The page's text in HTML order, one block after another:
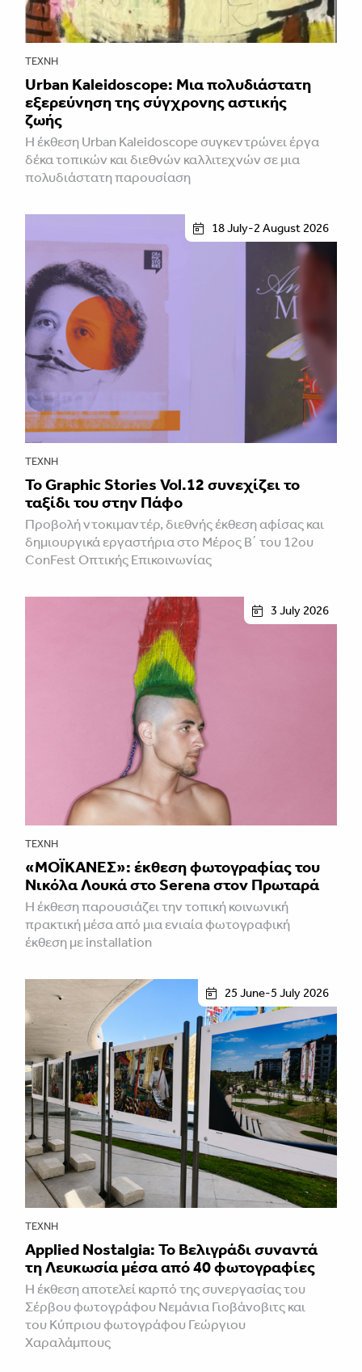
ΤΈΧΝΗ
Urban Kaleidoscope: Μια πολυδιάστατη
εξερεύνηση της σύγχρονης αστικής
ζωής
Η έκθεση Urban Kaleidoscope συγκεντρώνει έργα
δέκα τοπικών και διεθνών καλλιτεχνών σε μια
πολυδιάστατη παρουσίαση
18 July-2 August 2026
ΤΈΧΝΗ
Το Graphic Stories Vol.12 συνεχίζει το
ταξίδι του στην Πάφο
Προβολή ντοκιμαντέρ, διεθνής έκθεση αφίσας και
δημιουργικά εργαστήρια στο Μέρος Β΄ του 12ου
ConFest Οπτικής Επικοινωνίας
3 July 2026
ΤΈΧΝΗ
«ΜΟΪΚΑΝΕΣ»: έκθεση φωτογραφίας του
Νικόλα Λουκά στο Serena στον Πρωταρά
H έκθεση παρουσιάζει την τοπική κοινωνική
πρακτική μέσα από μια ενιαία φωτογραφική
έκθεση με installation
25 June-5 July 2026
ΤΈΧΝΗ
Applied Nostalgia: Το Βελιγράδι συναντά
τη Λευκωσία μέσα από 40 φωτογραφίες
Η έκθεση αποτελεί καρπό της συνεργασίας του
Σέρβου φωτογράφου Νεμάνια Γιοβάνοβιτς και
του Κύπριου φωτογράφου Γεώργιου
Χαραλάμπους